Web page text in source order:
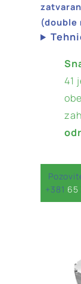
(double
41
+381 65